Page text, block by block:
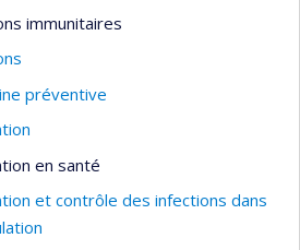
immunitaires
préventive
en santé
et contrôle des infections dans